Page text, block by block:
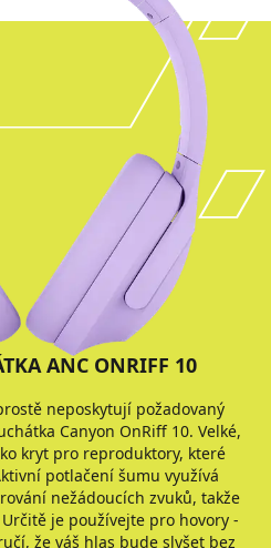
ANC ONRIFF 10
neposkytují požadovaný
Canyon OnRiff 10. Velké,
kryt pro reproduktory, které
potlačení šumu využívá
nežádoucích zvuků, takže
je používejte pro hovory -
že váš hlas bude slyšet bez